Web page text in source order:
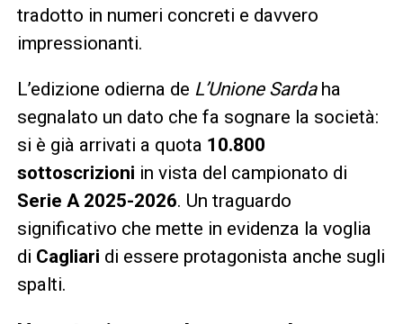
tradotto in numeri concreti e davvero
impressionanti.
L’edizione odierna de L’Unione Sardaha
segnalato un dato che fa sognare la società:
si è già arrivati a quota 10.800
sottoscrizioni in vista del campionato di
Serie A 2025-2026. Un traguardo
significativo che mette in evidenza la voglia
di Cagliari di essere protagonista anche sugli
spalti.